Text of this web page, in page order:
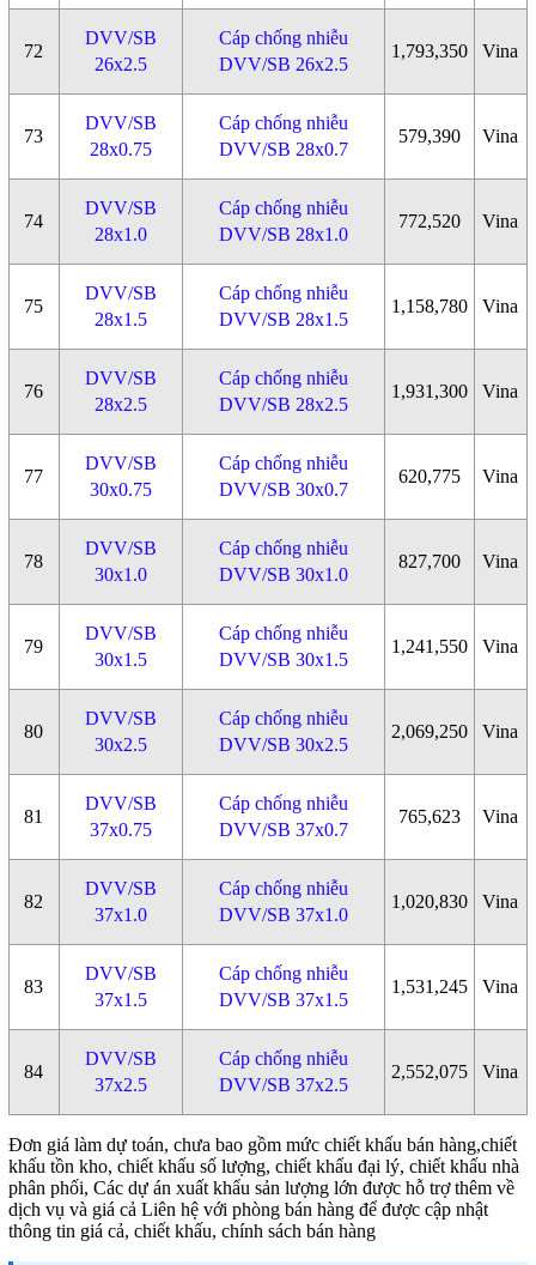
72
DVV/SB
26x2.5
Cáp chống nhiễu
DVV/SB 26x2.5
1,793,350 Vina
73
DVV/SB
28x0.75
Cáp chống nhiễu
DVV/SB 28x0.7
579,390 Vina
74
DVV/SB
28x1.0
Cáp chống nhiễu
DVV/SB 28x1.0
772,520 Vina
75
DVV/SB
28x1.5
Cáp chống nhiễu
DVV/SB 28x1.5
1,158,780 Vina
76
DVV/SB
28x2.5
Cáp chống nhiễu
DVV/SB 28x2.5
1,931,300 Vina
77
DVV/SB
30x0.75
Cáp chống nhiễu
DVV/SB 30x0.7
620,775 Vina
78
DVV/SB
30x1.0
Cáp chống nhiễu
DVV/SB 30x1.0
827,700 Vina
79
DVV/SB
30x1.5
Cáp chống nhiễu
DVV/SB 30x1.5
1,241,550 Vina
80
DVV/SB
30x2.5
Cáp chống nhiễu
DVV/SB 30x2.5
2,069,250 Vina
81
DVV/SB
37x0.75
Cáp chống nhiễu
DVV/SB 37x0.7
765,623 Vina
82
DVV/SB
37x1.0
Cáp chống nhiễu
DVV/SB 37x1.0
1,020,830 Vina
83
DVV/SB
37x1.5
Cáp chống nhiễu
DVV/SB 37x1.5
1,531,245 Vina
84
DVV/SB
37x2.5
Cáp chống nhiễu
DVV/SB 37x2.5
2,552,075 Vina
Đơn giá làm dự toán, chưa bao gồm mức chiết khấu bán hàng,chiết
khấu tồn kho, chiết khấu số lượng, chiết khấu đại lý, chiết khấu nhà
phân phối, Các dự án xuất khẩu sản lượng lớn được hỗ trợ thêm về
dịch vụ và giá cả Liên hệ với phòng bán hàng để được cập nhật
thông tin giá cả, chiết khấu, chính sách bán hàng